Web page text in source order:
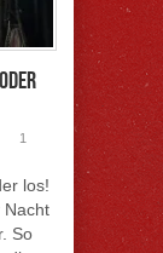
1
los!
Nacht
So